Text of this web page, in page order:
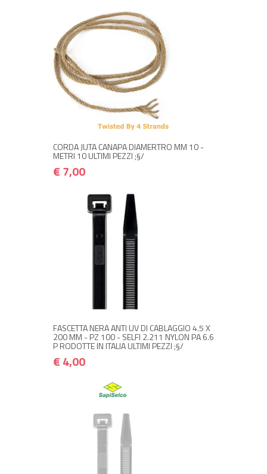
CORDA JUTA CANAPA DIAMERTRO MM 10 -
METRI 10 ULTIMI PEZZI ;§/
€ 7,00
NON DISPONIBILE A MAGAZZINO
Avvisami quando disponibile
FASCETTA NERA ANTI UV DI CABLAGGIO 4.5 X
200 MM - PZ 100 - SELFI 2.211 NYLON PA 6.6
P RODOTTE IN ITALIA ULTIMI PEZZI ;§/
€ 4,00
NON DISPONIBILE A MAGAZZINO
Avvisami quando disponibile
NON DISPONIBILE A MAGAZZINO